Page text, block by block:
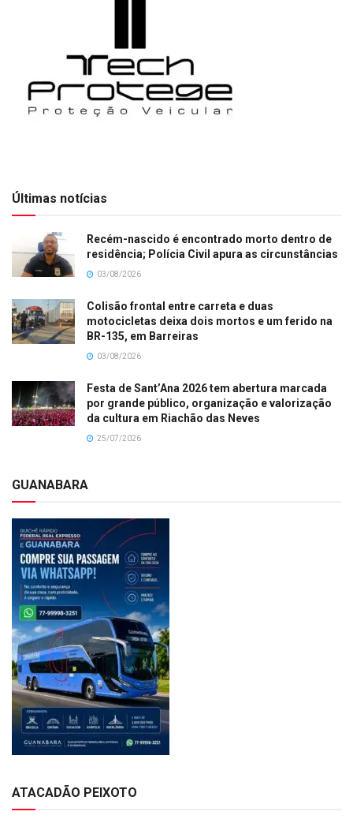
Últimas notícias
Recém-nascido é encontrado morto dentro de
residência; Polícia Civil apura as circunstâncias
03/08/2026
Colisão frontal entre carreta e duas
motocicletas deixa dois mortos e um ferido na
BR-135, em Barreiras
03/08/2026
Festa de Sant’Ana 2026 tem abertura marcada
por grande público, organização e valorização
da cultura em Riachão das Neves
25/07/2026
GUANABARA
ATACADÃO PEIXOTO